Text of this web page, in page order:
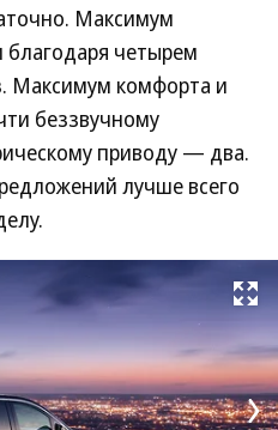
Максимум
четырем
Максимум комфорта и
беззвучному
приводу — два.
лучше всего
Развернуть